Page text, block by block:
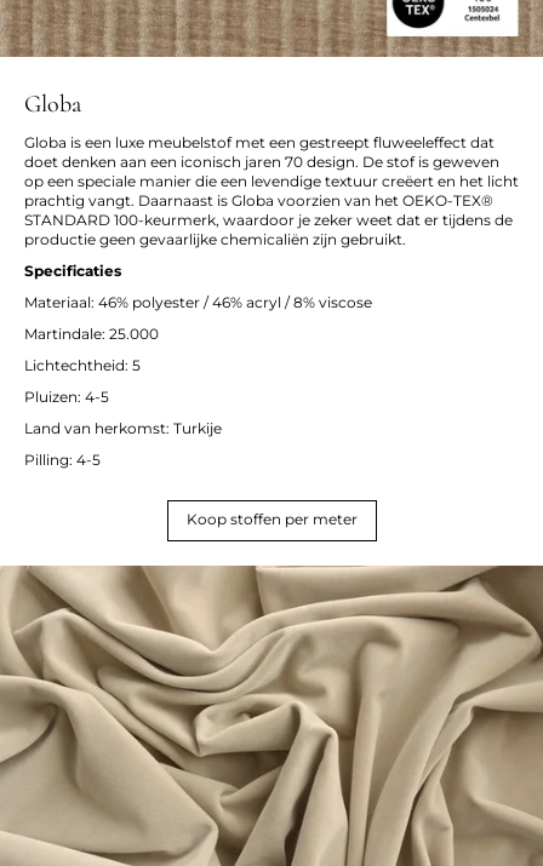
Globa
Globa is een luxe meubelstof met een gestreept fluweeleffect dat
doet denken aan een iconisch jaren 70 design. De stof is geweven
op een speciale manier die een levendige textuur creëert en het licht
prachtig vangt. Daarnaast is Globa voorzien van het OEKO-TEX®
STANDARD 100-keurmerk, waardoor je zeker weet dat er tijdens de
productie geen gevaarlijke chemicaliën zijn gebruikt.
Specificaties
Materiaal: 46% polyester / 46% acryl / 8% viscose
Martindale: 25.000
Lichtechtheid: 5
Pluizen: 4-5
Land van herkomst: Turkije
Pilling: 4-5
Koop stoffen per meter